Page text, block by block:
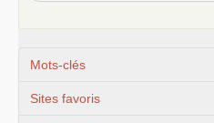
Mots-clés
Sites favoris